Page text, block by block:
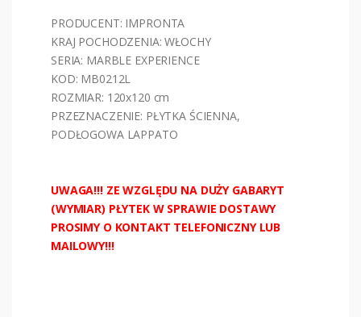
PRODUCENT: IMPRONTA
KRAJ POCHODZENIA: WŁOCHY
SERIA: MARBLE EXPERIENCE
KOD: MB0212L
ROZMIAR: 120x120 cm
PRZEZNACZENIE: PŁYTKA ŚCIENNA,
PODŁOGOWA LAPPATO
UWAGA!!! ZE WZGLĘDU NA DUŻY GABARYT
(WYMIAR) PŁYTEK W SPRAWIE DOSTAWY
PROSIMY O KONTAKT TELEFONICZNY LUB
MAILOWY!!!